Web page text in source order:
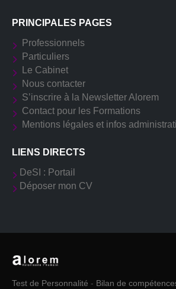
PRINCIPALES PAGES
Professionnels
Particuliers
Le Cabinet
Nous contacter
S’inscrire à la Newsletter Alorem
Contact pour les Formations
Mentions légales et infos
LIENS DIRECTS
DeSI : Portail
Déposer mon CV
Test de Personnalité - Bilan de